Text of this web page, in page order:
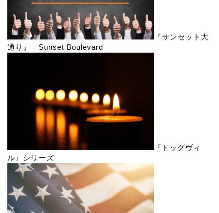
『サンセット大
通り』 Sunset Boulevard
『ドッグヴィ
ル』シリーズ